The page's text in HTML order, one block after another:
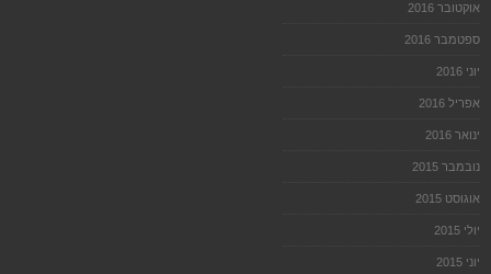
אוקטובר 2016
ספטמבר 2016
יוני 2016
אפריל 2016
ינואר 2016
נובמבר 2015
אוגוסט 2015
יולי 2015
יוני 2015